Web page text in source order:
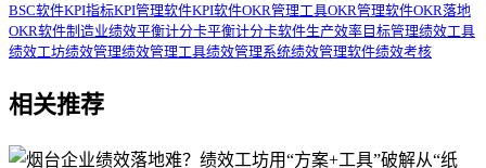
BSC软件KPI指标KPI管理软件KPI软件OKR管理工具OKR管理软件OKR落地
OKR软件制造业绩效平衡计分卡平衡计分卡软件生产效率 目标管理绩效工具
绩效工坊绩效管理绩效管理工具绩效管理系统绩效管理软件绩效考核
相关推荐